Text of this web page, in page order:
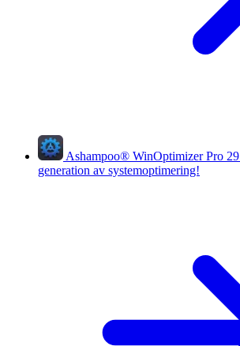
Ashampoo® WinOptimizer Pro 29
generation av systemoptimering!